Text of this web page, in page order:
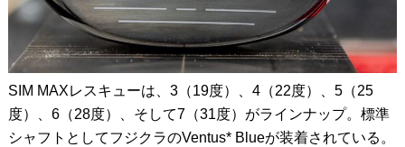
SIM MAXレスキューは、3（19度）、4（22度）、5（25
度）、6（28度）、そして7（31度）がラインナップ。標準
シャフトとしてフジクラのVentus* Blueが装着されている。